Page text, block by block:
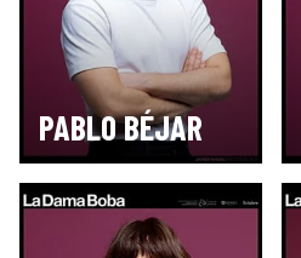
PABLO BÉJAR